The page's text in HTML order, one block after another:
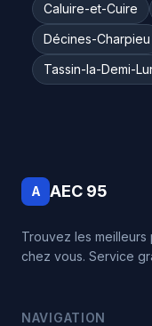
Caluire-et-Cuire
Décines-Charpieu
Tassin-la-Demi-
A AEC 95
Trouvez les
chez vous. Service
NAVIGATION